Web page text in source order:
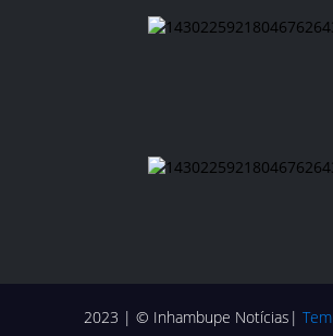
2023 | © Inhambupe Notícias|